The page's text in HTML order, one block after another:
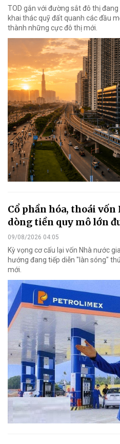
TOD gắn với đường sắt đô thị
khai thác quỹ đất quanh các đầu
thành những cực đô thị mới.
Cổ phần hóa, thoái vốn
dòng tiền quy mô lớn
09/08/2026 04:05
Kỳ vọng cơ cấu lại vốn Nhà nước
hướng đang tiếp diễn "làn sóng"
mới.